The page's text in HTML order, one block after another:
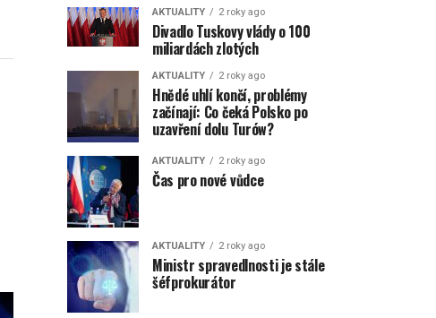
AKTUALITY 2 roky ago
Divadlo Tuskovy vlády o 100
miliardách zlotých
AKTUALITY 2 roky ago
Hnědé uhlí končí, problémy
začínají: Co čeká Polsko po
uzavření dolu Turów?
AKTUALITY 2 roky ago
Čas pro nové vůdce
AKTUALITY 2 roky ago
Ministr spravedlnosti je stále
šéfprokurátor